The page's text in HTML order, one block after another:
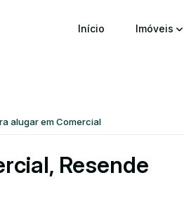
Início Imóveis
alugar em Comercial
Resende